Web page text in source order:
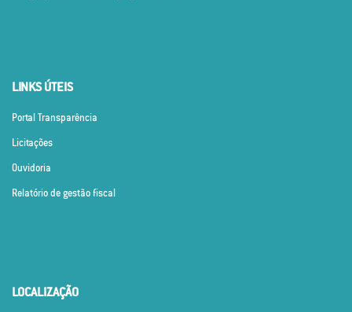
LINKS ÚTEIS
Portal Transparência
Licitações
Ouvidoria
Relatório de gestão fiscal
LOCALIZAÇÃO